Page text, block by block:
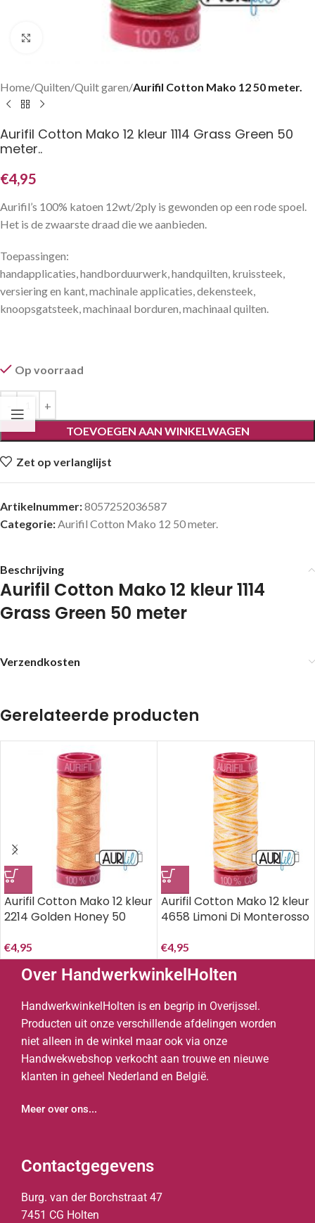
Klik om te vergroten
Home Quilten Quilt garen Aurifil Cotton Mako 12 50 meter.
Aurifil Cotton Mako 12 kleur 1114 Grass Green 50
meter..
€4,95
Aurifil’s 100% katoen 12wt/2ply is gewonden op een rode spoel.
Het is de zwaarste draad die we aanbieden.
Toepassingen:
handapplicaties, handborduurwerk, handquilten, kruissteek,
versiering en kant, machinale applicaties, dekensteek,
knoopsgatsteek, machinaal borduren, machinaal quilten.
Op voorraad
TOEVOEGEN AAN WINKELWAGEN
Zet op verlanglijst
Artikelnummer:8057252036587
Categorie:Aurifil Cotton Mako 12 50 meter.
Beschrijving
Aurifil Cotton Mako 12 kleur 1114
Grass Green 50 meter
Verzendkosten
Gerelateerde producten
Aurifil Cotton Mako 12 kleur
2214 Golden Honey 50
€4,95
Aurifil Cotton Mako 12 kleur
4658 Limoni Di Monterosso
€4,95
Over HandwerkwinkelHolten
HandwerkwinkelHolten is en begrip in Overijssel.
Producten uit onze verschillende afdelingen worden
niet alleen in de winkel maar ook via onze
Handwekwebshop verkocht aan trouwe en nieuwe
klanten in geheel Nederland en België.
Meer over ons...
Contactgegevens
Burg. van der Borchstraat 47
7451 CG Holten